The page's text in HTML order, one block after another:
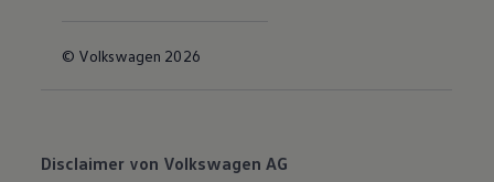
© Volkswagen 2026
Disclaimer von Volkswagen AG